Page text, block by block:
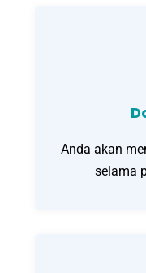
Anda akan
selama